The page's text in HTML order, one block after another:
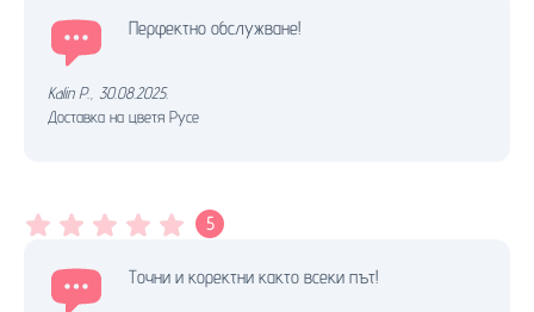
Перфектно обслужване!
Kalin P. 30.08.2025.
Доставка на цветя Русе
5
Точни и коректни както всеки път!